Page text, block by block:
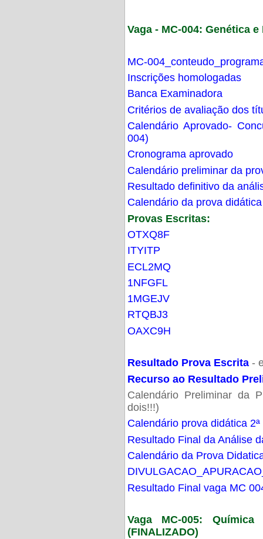
Vaga - MC-004: Genética
MC-
Inscrições homologadas
Banca Examinadora
Critérios de avaliação dos
Calendário Aprovado-
004)
Cronograma aprovado
Calendário preliminar da
Resultado definitivo da
Calendário da prova didática
Provas Escritas:
OTXQ8F
ITYITP
ECL2MQ
1NFGFL
1MGEJV
RTQBJ3
OAXC9H
Resultado Prova Escrita -
Recurso ao Resultado
Calendário Preliminar da
dois!!!)
Calendário prova didática
Resultado Final da Análise
Calendário da Prova
Resultado Final vaga MC
Vaga MC-005:
(FINALIZADO)